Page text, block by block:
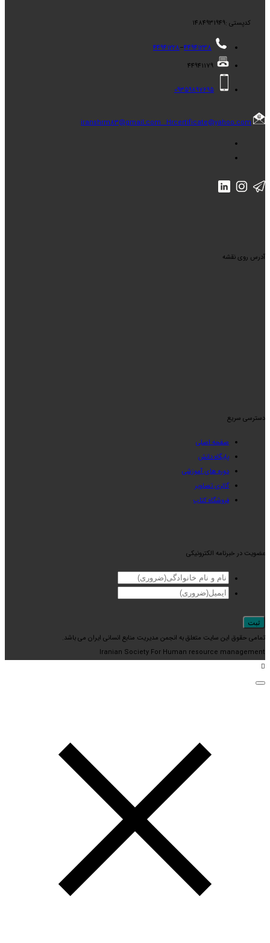
کدپستی :1484931949
44941238
–
44941228
09359897695
iranshrm83@gmail.com Hrcertificate@yahoo.com
آدرس روی نقشه
دسترسی سریع
صفحه اصلی
پایگاه دانش
دوره های آموزشی
گالری تصاویر
فروشگاه کتاب
عضویت در خبرنامه الکترونیکی
تمامی حقوق این سایت متعلق به انجمن مدیریت منابع انسانی ایران می باشد.
Iranian Society For Human resource management